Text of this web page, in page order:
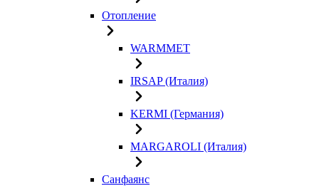
Отопление
WARMMET
IRSAP (Италия)
KERMI (Германия)
MARGAROLI (Италия)
Санфаянс